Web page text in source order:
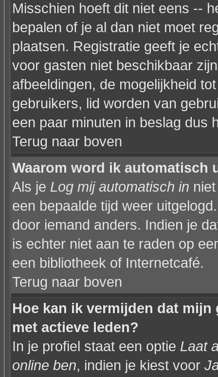
Misschien hoeft dit niet eens --
bepalen of je al dan niet moet
plaatsen. Registratie geeft je
voor gasten niet beschikbaar
afbeeldingen, de mogelijkheid
gebruikers, lid worden van
een paar minuten in beslag dus
Terug naar boven
Waarom word ik automatisch
Als je Log mij automatisch in
een bepaalde tijd weer
door iemand anders. Indien je
is echter niet aan te raden op
een bibliotheek of Internetcafé.
Terug naar boven
Hoe kan ik vermijden dat
met actieve leden?
In je profiel staat een optie Laat
online ben, indien je kiest voor